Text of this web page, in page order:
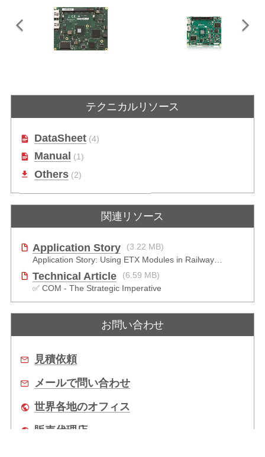
Intel® Atom™ デュアルコアプロセ
ッサおよびNM10チップセット搭載
Intel Atom® プロセッサ E3800 シリ
ーズ SoC（旧コード名：Bay Trail）
テクニカルリソース
DataSheet(4)
Manual (1)
Others(2)
関連リソース
Application Story
(3.22 MB)
Application Story: Using ETX Modules in Railway Solutions for Ruggedness, Connectivity and Manageability
Technical Article
(6.59 MB)
✅ COM - The Strategic Imperative
お問い合わせ
見積依頼
メールで問い合わせ
世界各地のオフィス
販売代理店